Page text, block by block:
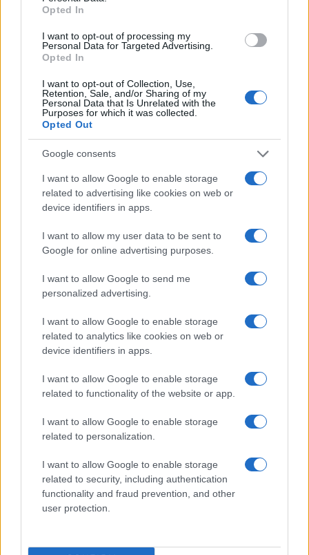
Opted In
I want to opt-out of processing my
Personal Data for Targeted Advertising.
Opted In
I want to opt-out of Collection, Use,
Retention, Sale, and/or Sharing of my
Personal Data that Is Unrelated with the
Purposes for which it was collected.
Opted Out
Google consents
I want to allow Google to enable storage
related to advertising like cookies on web or
device identifiers in apps.
I want to allow my user data to be sent to
Google for online advertising purposes.
I want to allow Google to send me
personalized advertising.
I want to allow Google to enable storage
related to analytics like cookies on web or
device identifiers in apps.
I want to allow Google to enable storage
related to functionality of the website or app.
I want to allow Google to enable storage
related to personalization.
I want to allow Google to enable storage
related to security, including authentication
functionality and fraud prevention, and other
user protection.
a partire da condizioni di preallarme, a seguito
del peggioramento di una situazione sfavorevole
peggioramento;
in modo improvviso, come nel caso di
un’interruzione di una delle principali fonti di
approvvigionamento e/o nel caso di eventi
climatici sfavorevoli di eccezionale intensità;
qualora, nonostante le azioni poste in essere
dal Responsabile del Bilanciamento ai sensi del
compensare il volume erogato in eccesso rispetto
alla capacità di erogazione contrattuale – al fine di
garantire il bilanciamento del sistema – con
ulteriori volumi immessi presso i Punti di Entrata
diversi dallo stoccaggio dell’Impresa maggiore di
stoccaggio, nel corso del medesimo giorno gas.
Livello di emergenza
Consegue ad una domanda di gas
eccezionalmente elevata o ad una alterazione
significativa dell’approvvigionamento o ad una